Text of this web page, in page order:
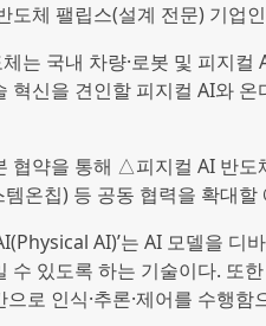
도체 팰립스(설계 전문) 기업
는 국내 차량·로봇 및 피지
혁신을 견인할 피지컬 AI와
협약을 통해 △피지컬 AI 반도
템온칩) 등 공동 협력을 확대할
AI)’는 AI 모델을
수 있도록 하는 기술이다. 또
으로 인식·추론·제어를 수행